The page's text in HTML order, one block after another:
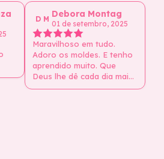
D M Debora Montag
01 de setembro, 2025
Maravilhoso em tudo.
Adoro os moldes. E tenho
aprendido muito. Que
Deus lhe dê cada dia mais
sabedoria